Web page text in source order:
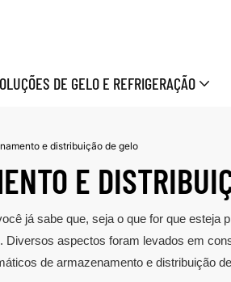
DE GELO E REFRIGERAÇÃO
e distribuição de gelo
E
já sabe que, seja o que for que esteja
aspectos foram levados em
de armazenamento e distribuição